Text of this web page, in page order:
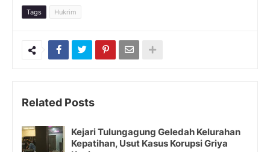
Tags Hukrim
Related Posts
Kejari Tulungagung Geledah Kelurahan
Kepatihan, Usut Kasus Korupsi Griya